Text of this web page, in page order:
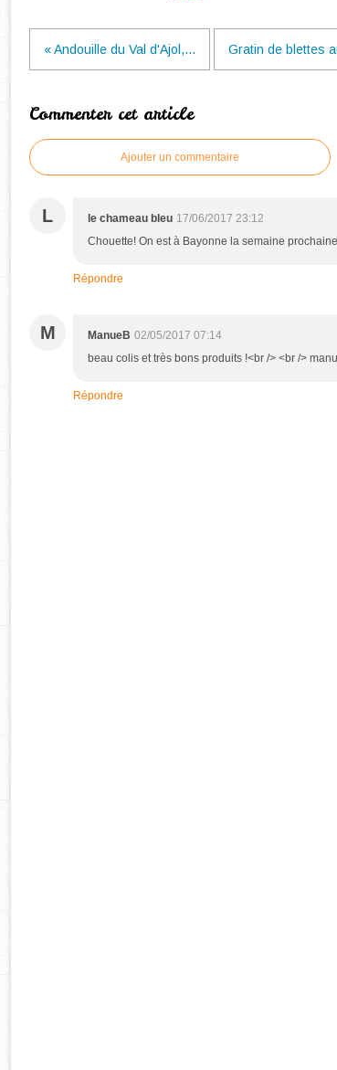
« Andouille du Val d'Ajol,... Gratin de blettes
Commenter cet article
Ajouter un commentaire
L le chameau bleu 17/06/2017 23:12
Chouette! On est à Bayonne la semaine
Répondre
M ManueB 02/05/2017 07:14
beau colis et très bons produits !<br /> <br />
Répondre